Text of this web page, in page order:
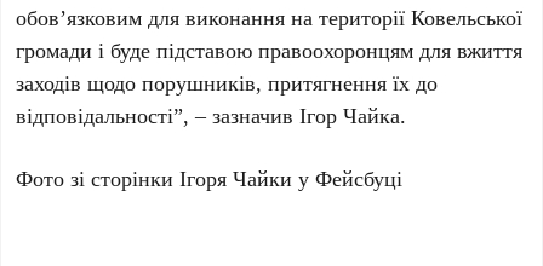
обов’язковим для виконання на території Ковельської
громади і буде підставою правоохоронцям для вжиття
заходів щодо порушників, притягнення їх до
відповідальності”, – зазначив Ігор Чайка.
Фото зі сторінки Ігоря Чайки у Фейсбуці